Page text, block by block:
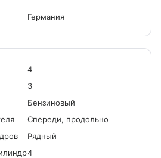
Германия
4
3
Бензиновый
Спереди, продольно
Рядный
4